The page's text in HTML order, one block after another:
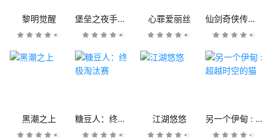
黎明觉醒 堡垒之夜手机版 心罪爱丽丝 仙剑奇侠传九野
黑潮之上 糖豆人：终极淘汰赛 江湖悠悠 另一个伊甸 : 超越时空的猫